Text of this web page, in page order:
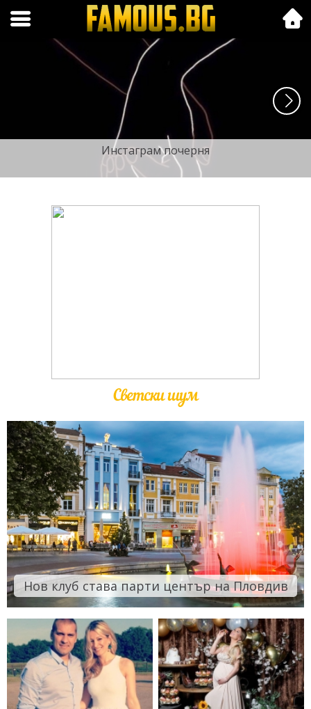
Folk.bg
Инстаграм почерня
Светски шум
Нов клуб става парти център на Пловдив